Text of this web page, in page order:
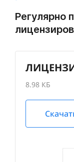
Регулярно
8.98 КБ